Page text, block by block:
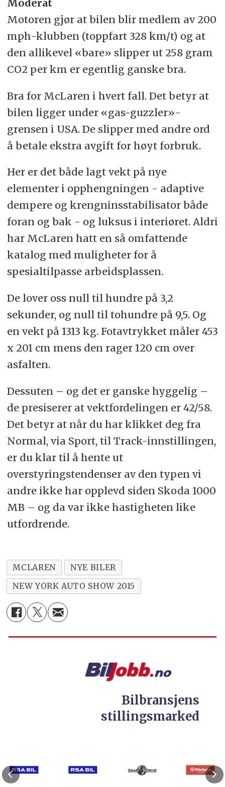
Moderat
Motoren gjør at bilen blir medlem av 200
mph-klubben (toppfart 328 km/t) og at
den allikevel «bare» slipper ut 258 gram
CO2 per km er egentlig ganske bra.
Bra for McLaren i hvert fall. Det betyr at
bilen ligger under «gas-guzzler»-
grensen i USA. De slipper med andre ord
å betale ekstra avgift for høyt forbruk.
Her er det både lagt vekt på nye
elementer i opphengningen - adaptive
dempere og krengninsstabilisator både
foran og bak - og luksus i interiøret. Aldri
har McLaren hatt en så omfattende
katalog med muligheter for å
spesialtilpasse arbeidsplassen.
De lover oss null til hundre på 3,2
sekunder, og null til tohundre på 9,5. Og
en vekt på 1313 kg. Fotavtrykket måler 453
x 201 cm mens den rager 120 cm over
asfalten.
Dessuten – og det er ganske hyggelig –
de presiserer at vektfordelingen er 42/58.
Det betyr at når du har klikket deg fra
Normal, via Sport, til Track-innstillingen,
er du klar til å hente ut
overstyringstendenser av den typen vi
andre ikke har opplevd siden Skoda 1000
MB – og da var ikke hastigheten like
utfordrende.
MCLAREN
NYE BILER
NEW YORK AUTO SHOW 2015
Bilbransjens
stillingsmarked